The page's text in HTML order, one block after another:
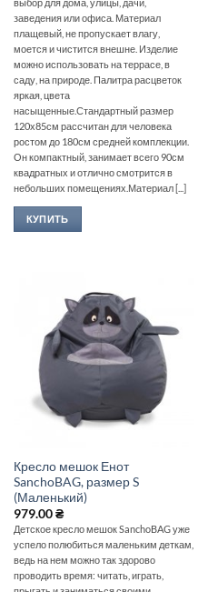
заведения или офиса. Материал
плащевый, не пропускает влагу,
моется и чистится внешне. Изделие
можно использовать на террасе, в
саду, на природе. Палитра расцветок
яркая, цвета
насыщенные.Стандартный размер
120х85см рассчитан для человека
ростом до 180см средней комплекции.
Он компактный, занимает всего 90см
квадратных и отлично смотрится в
небольших помещениях.Материал [...]
КУПИТЬ
Кресло мешок Енот
SanchoBAG, размер S
(Маленький)
979.00₴
Детское кресло мешок SanchoBAG уже
успело полюбиться маленьким деткам,
ведь на нем можно так здорово
проводить время: читать, играть,